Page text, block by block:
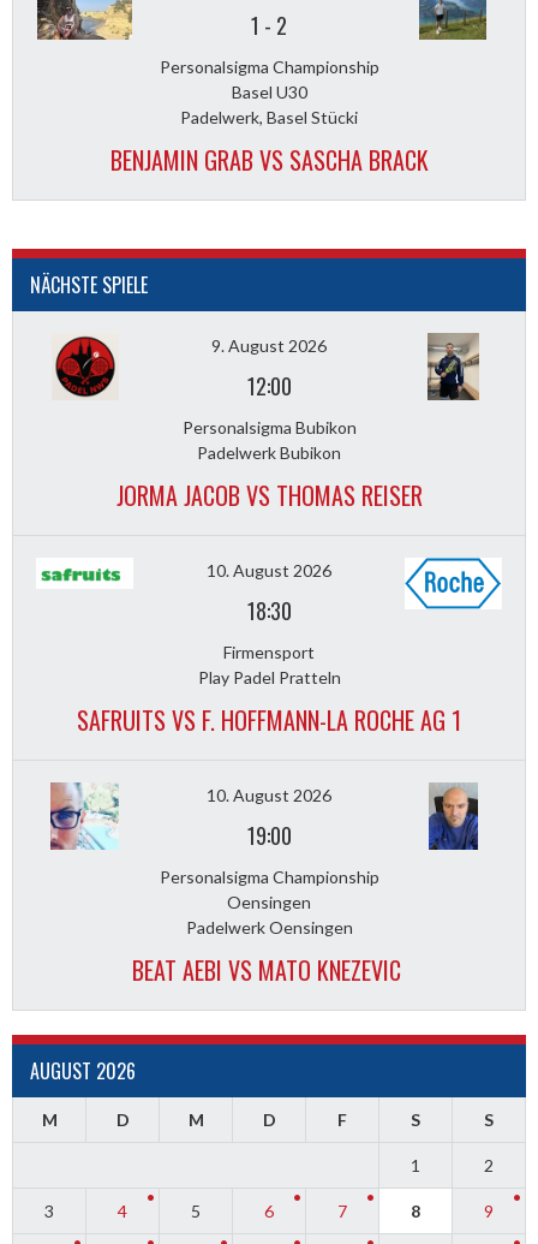
1 - 2
Personalsigma Championship
Basel U30
Padelwerk, Basel Stücki
BENJAMIN GRAB VS SASCHA BRACK
NÄCHSTE SPIELE
9. August 2026
12:00
Personalsigma Bubikon
Padelwerk Bubikon
JORMA JACOB VS THOMAS REISER
10. August 2026
18:30
Firmensport
Play Padel Pratteln
SAFRUITS VS F. HOFFMANN-LA ROCHE AG 1
10. August 2026
19:00
Personalsigma Championship
Oensingen
Padelwerk Oensingen
BEAT AEBI VS MATO KNEZEVIC
AUGUST 2026
M D M D F S S
1 2
3 4 5 6 7 8 9